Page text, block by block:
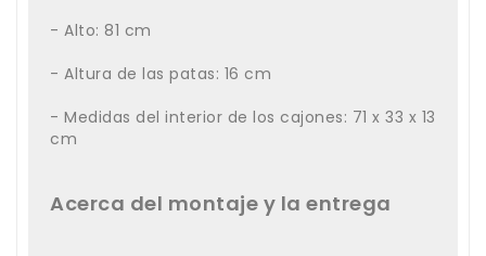
- Alto: 81 cm
- Altura de las patas: 16 cm
- Medidas del interior de los cajones: 71 x 33 x 13
cm
Acerca del montaje y la entrega